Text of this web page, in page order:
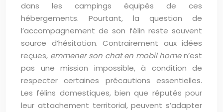
dans les campings équipés de ces
hébergements. Pourtant, la question de
l’accompagnement de son félin reste souvent
source d’hésitation. Contrairement aux idées
reçues, emmener son chat en mobil homen’est
pas une mission impossible, à condition de
respecter certaines précautions essentielles.
Les félins domestiques, bien que réputés pour
leur attachement territorial, peuvent s’adapter